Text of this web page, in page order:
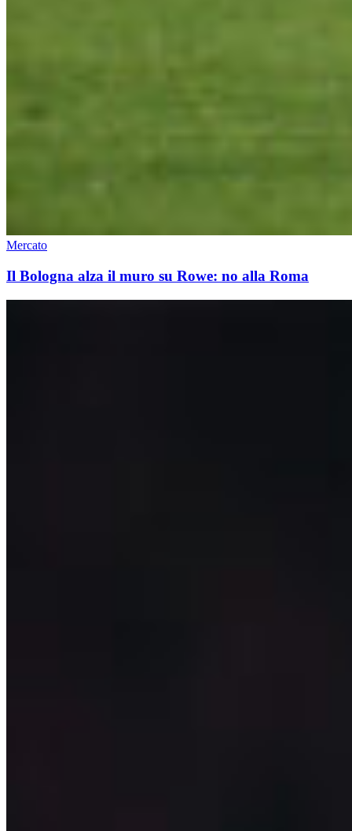
Mercato
Il Bologna alza il muro su Rowe: no alla Roma